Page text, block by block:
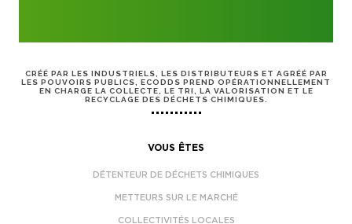
CRÉÉ PAR LES INDUSTRIELS, LES DISTRIBUTEURS ET AGRÉÉ PAR
LES POUVOIRS PUBLICS, ECODDS PREND OPÉRATIONNELLEMENT
EN CHARGE LA COLLECTE, LE TRI, LA VALORISATION ET LE
RECYCLAGE DES DÉCHETS CHIMIQUES.
VOUS ÊTES
DÉTENTEUR DE DÉCHETS CHIMIQUES
METTEURS SUR LE MARCHÉ
COLLECTIVITÉS LOCALES